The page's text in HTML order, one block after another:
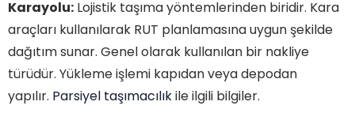
Karayolu: Lojistik taşıma yöntemlerinden biridir. Kara
araçları kullanılarak RUT planlamasına uygun şekilde
dağıtım sunar. Genel olarak kullanılan bir nakliye
türüdür. Yükleme işlemi kapıdan veya depodan
yapılır. Parsiyel taşımacılıkile ilgili bilgiler.